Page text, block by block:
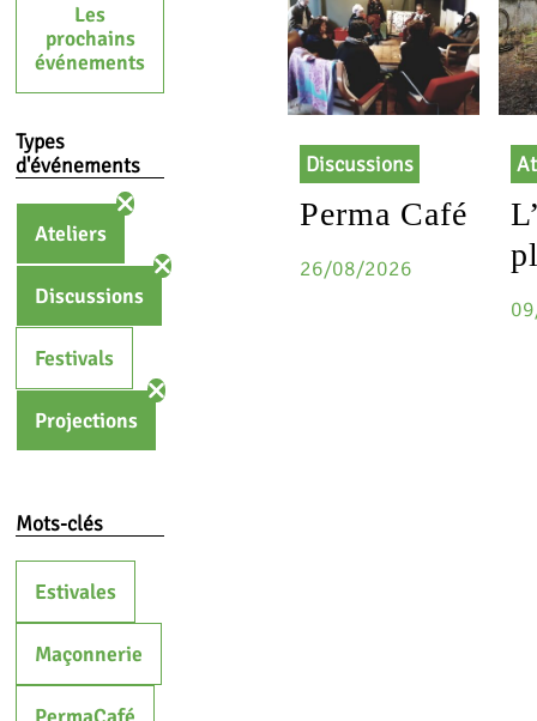
Les
prochains
événements
Types
d'événements
Ateliers
Discussions
Festivals
Projections
Mots-clés
Estivales
Maçonnerie
Discussions
Perma Café
26/08/2026